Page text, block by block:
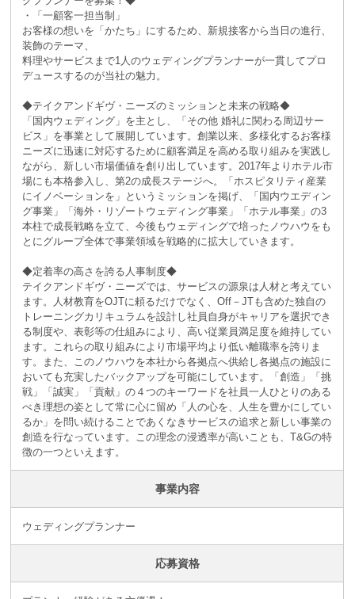
・「一顧客一担当制」
お客様の想いを「かたち」にするため、新規接客から当日の進行、
装飾のテーマ、
料理やサービスまで1人のウェディングプランナーが一貫してプロ
デュースするのが当社の魅力。
◆テイクアンドギヴ・ニーズのミッションと未来の戦略◆
「国内ウェディング」を主とし、「その他 婚礼に関わる周辺サー
ビス」を事業として展開しています。創業以来、多様化するお客様
ニーズに迅速に対応するために顧客満足を高める取り組みを実践し
ながら、新しい市場価値を創り出しています。2017年よりホテル市
場にも本格参入し、第2の成長ステージへ。「ホスピタリティ産業
にイノベーションを」というミッションを掲げ、「国内ウエディン
グ事業」「海外・リゾートウェディング事業」「ホテル事業」の3
本柱で成長戦略を立て、今後もウェディングで培ったノウハウをも
とにグループ全体で事業領域を戦略的に拡大していきます。
◆定着率の高さを誇る人事制度◆
テイクアンドギヴ・ニーズでは、サービスの源泉は人材と考えてい
ます。人材教育をOJTに頼るだけでなく、Off－JTも含めた独自の
トレーニングカリキュラムを設計し社員自身がキャリアを選択でき
る制度や、表彰等の仕組みにより、高い従業員満足度を維持してい
ます。これらの取り組みにより市場平均より低い離職率を誇りま
す。また、このノウハウを本社から各拠点へ供給し各拠点の施設に
おいても充実したバックアップを可能にしています。「創造」「挑
戦」「誠実」「貢献」の４つのキーワードを社員一人ひとりのある
べき理想の姿として常に心に留め「人の心を、人生を豊かにしてい
るか」を問い続けることであくなきサービスの追求と新しい事業の
創造を行なっています。この理念の浸透率が高いことも、T&Gの特
徴の一つといえます。
事業内容
ウェディングプランナー
応募資格